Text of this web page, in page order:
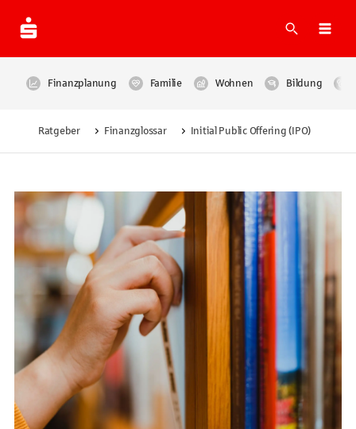
Suche
Finanzplanung Familie Wohnen Bildung
Ratgeber Finanzglossar Initial Public Offering (IPO)